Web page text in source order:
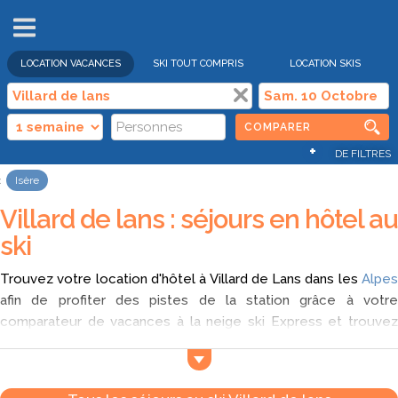
LOCATION VACANCES SKI TOUT COMPRIS LOCATION SKIS
COMPARER
+ DE FILTRES
Isère
Villard de lans : séjours en hôtel au
ski
Trouvez votre location d'hôtel à Villard de Lans dans les Alpes
afin de profiter des pistes de la station grâce à votre
comparateur de vacances à la neige ski Express et trouvez
En séjournant dans un hôtel au ski pas cher à Villard de Lans,